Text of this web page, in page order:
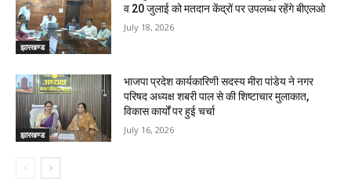
झारखण्ड
व 20 जुलाई को मतदान केंद्रों पर उपलब्ध रहेंगे बीएलओ
July 18, 2026
झारखण्ड
भाजपा प्रदेश कार्यकारिणी सदस्य मीरा पांडेय ने नगर
परिषद अध्यक्ष शबरी पाल से की शिष्टाचार मुलाकात,
विकास कार्यों पर हुई चर्चा
July 16, 2026